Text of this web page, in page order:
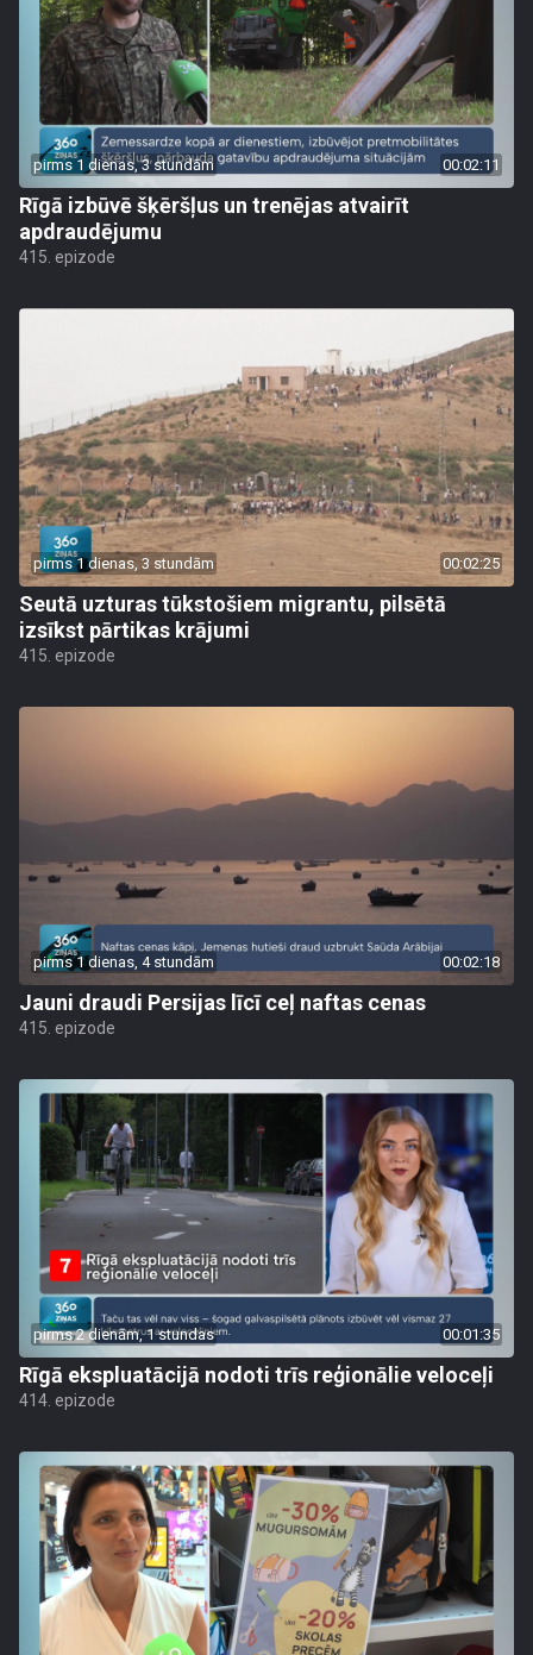
pirms 1 dienas, 3 stundām 00:02:11
Rīgā izbūvē šķēršļus un trenējas atvairīt
apdraudējumu
415. epizode
pirms 1 dienas, 3 stundām 00:02:25
Seutā uzturas tūkstošiem migrantu, pilsētā
izsīkst pārtikas krājumi
415. epizode
pirms 1 dienas, 4 stundām 00:02:18
Jauni draudi Persijas līcī ceļ naftas cenas
415. epizode
pirms 2 dienām, 1 stundas 00:01:35
Rīgā ekspluatācijā nodoti trīs reģionālie veloceļi
414. epizode